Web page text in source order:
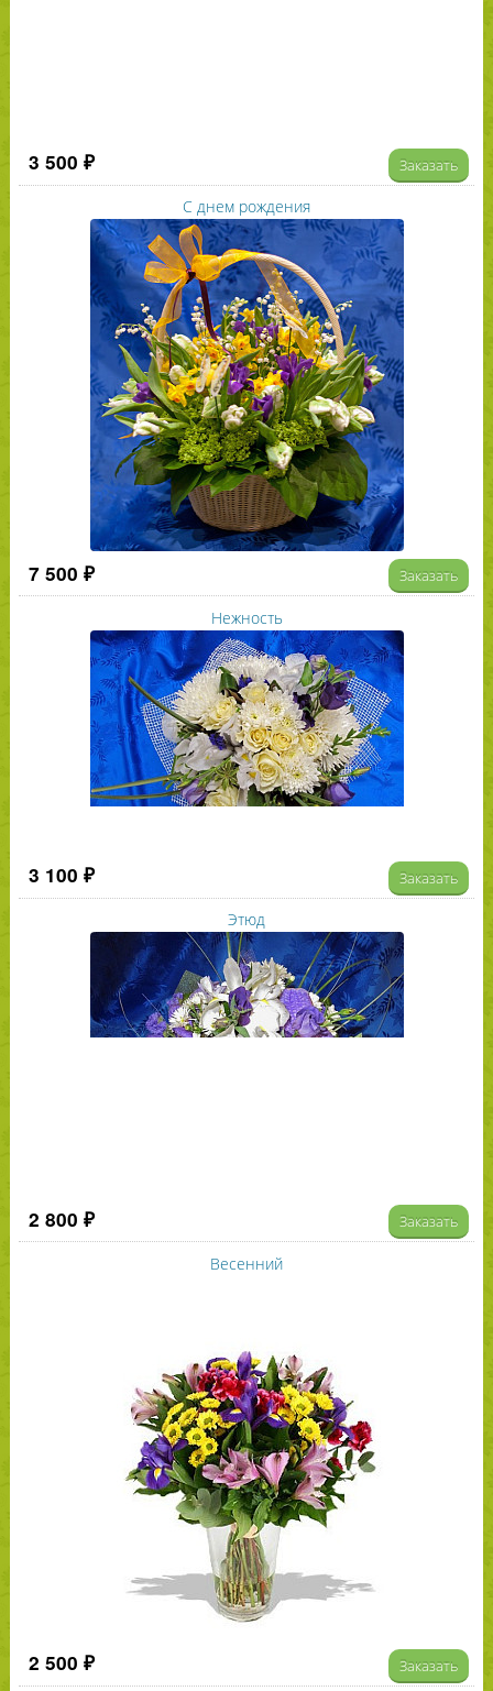
3 500 ₽ Заказать
С днем рождения
7 500 ₽ Заказать
Нежность
3 100 ₽ Заказать
Этюд
2 800 ₽ Заказать
Весенний
2 500 ₽ Заказать